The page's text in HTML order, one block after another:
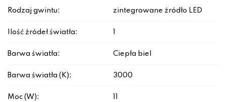
Rodzaj gwintu: zintegrowane źródło LED
Ilość źródeł światła:
Barwa światła: Ciepła biel
Barwa światła (K): 3000
Moc (W):